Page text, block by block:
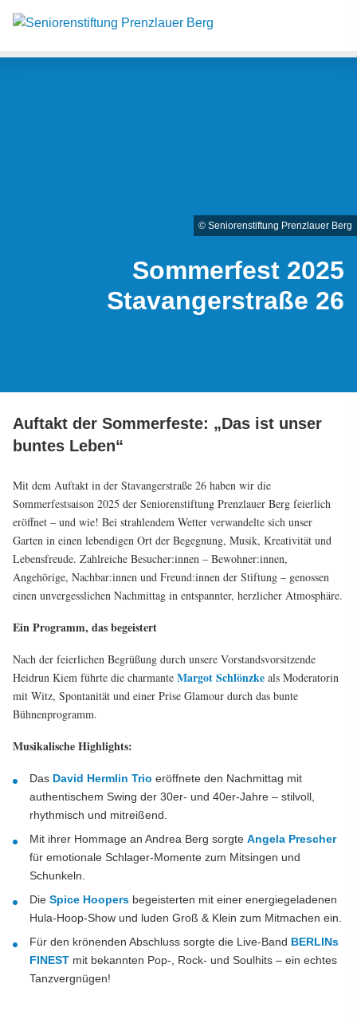
Sommerfest 2025
Stavangerstraße 26
© Seniorenstiftung Prenzlauer Berg
Auftakt der Sommerfeste: „Das ist unser
buntes Leben“
Mit dem Auftakt in der Stavangerstraße 26 haben wir die
Sommerfestsaison 2025 der Seniorenstiftung Prenzlauer Berg feierlich
eröffnet – und wie! Bei strahlendem Wetter verwandelte sich unser
Garten in einen lebendigen Ort der Begegnung, Musik, Kreativität und
Lebensfreude. Zahlreiche Besucher:innen – Bewohner:innen,
Angehörige, Nachbar:innen und Freund:innen der Stiftung – genossen
einen unvergesslichen Nachmittag in entspannter, herzlicher Atmosphäre.
Ein Programm, das begeistert
Nach der feierlichen Begrüßung durch unsere Vorstandsvorsitzende
Heidrun Kiem führte die charmante Margot Schlönzke als Moderatorin
mit Witz, Spontanität und einer Prise Glamour durch das bunte
Bühnenprogramm.
Musikalische Highlights:
Das David Hermlin Trio eröffnete den Nachmittag mit
authentischem Swing der 30er- und 40er-Jahre – stilvoll,
rhythmisch und mitreißend.
Mit ihrer Hommage an Andrea Berg sorgte Angela Prescher
für emotionale Schlager-Momente zum Mitsingen und
Schunkeln.
Die Spice Hoopers begeisterten mit einer energiegeladenen
Hula-Hoop-Show und luden Groß & Klein zum Mitmachen ein.
Für den krönenden Abschluss sorgte die Live-Band BERLINs
FINEST mit bekannten Pop-, Rock- und Soulhits – ein echtes
Tanzvergnügen!